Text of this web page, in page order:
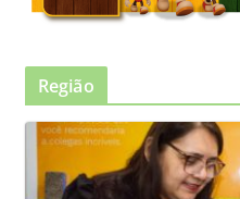
Região